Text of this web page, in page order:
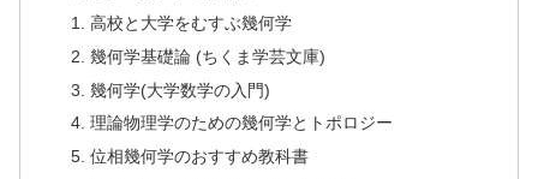
高校と大学をむすぶ幾何学
幾何学基礎論 (ちくま学芸文庫)
幾何学(大学数学の入門)
理論物理学のための幾何学とトポロジー
位相幾何学のおすすめ教科書